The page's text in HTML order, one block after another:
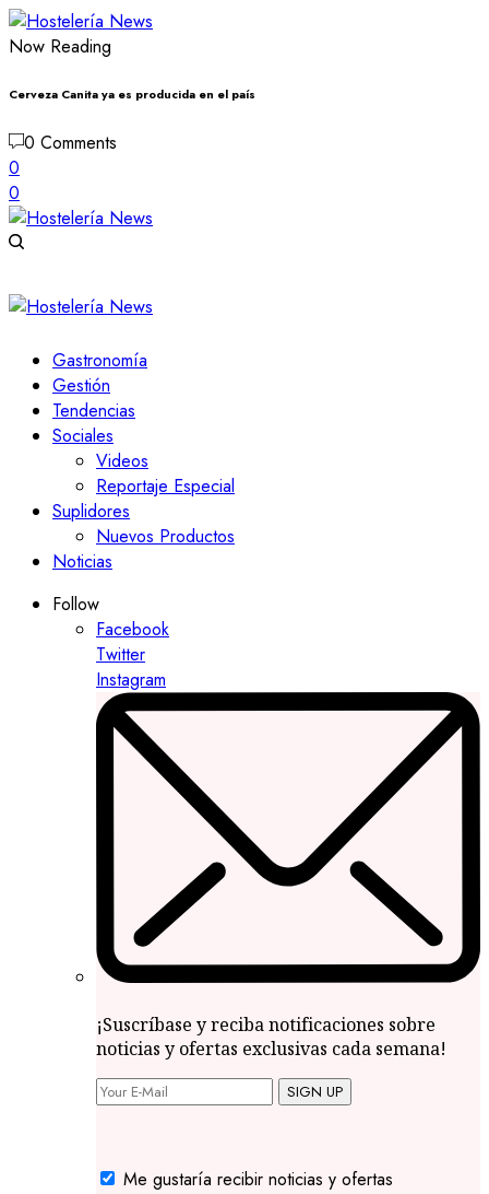
Now Reading
Cerveza Canita ya es producida en el país
0 Comments
0
0
Gastronomía
Gestión
Tendencias
Sociales
Videos
Reportaje Especial
Suplidores
Nuevos Productos
Noticias
Follow
Facebook
Twitter
Instagram
¡Suscríbase y reciba notificaciones sobre
noticias y ofertas exclusivas cada semana!
SIGN UP
Me gustaría recibir noticias y ofertas